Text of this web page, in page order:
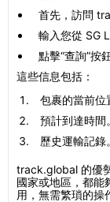
首先，訪問
輸入您從 SG
點擊“查詢”按
這些信息包括：
包裹的當前位
預計到達時間。
歷史運輸記錄。
track.global 的優
國家或地區，都能
用，無需繁瑣的操